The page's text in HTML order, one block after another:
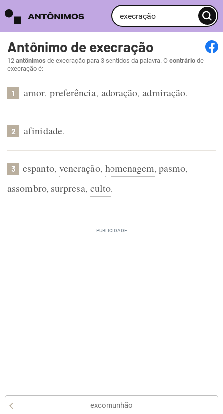
Antônimo de execração
12 antônimos de execração para 3 sentidos da palavra. O contrário de
execração é:
1 amor, preferência, adoração, admiração.
2 afinidade.
3 espanto, veneração, homenagem, pasmo,
assombro, surpresa, culto.
excomunhão